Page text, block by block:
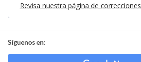
Revisa nuestra página de correcciones
Síguenos en: